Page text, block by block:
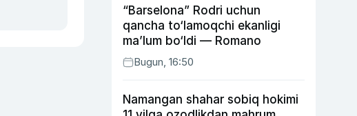
“Barselona” Rodri uchun
qancha to‘lamoqchi ekanligi
ma’lum bo‘ldi — Romano
Bugun, 16:50
Namangan shahar sobiq hokimi